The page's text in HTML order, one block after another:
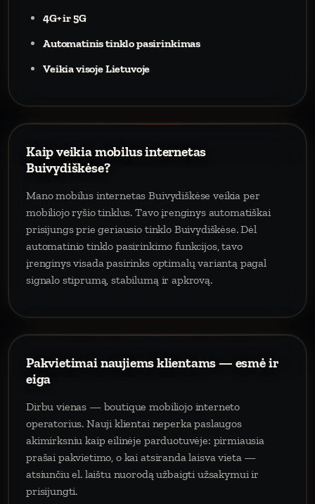
4G+ ir 5G
Automatinis tinklo pasirinkimas
Veikia visoje Lietuvoje
Kaip veikia mobilus internetas
Buivydiškėse?
Mano mobilus internetas Buivydiškėse veikia per
mobiliojo ryšio tinklus. Tavo įrenginys automatiškai
prisijungs prie geriausio tinklo Buivydiškėse. Dėl
automatinio tinklo pasirinkimo funkcijos, tavo
įrenginys visada pasirinks optimalų variantą pagal
signalo stiprumą, stabilumą ir apkrovą.
Pakvietimai naujiems klientams — esmė ir
eiga
Dirbu vienas — boutique mobiliojo interneto
operatorius. Nauji klientai neperka paslaugos
akimirksniu kaip eilinėje parduotuvėje: pirmiausia
prašai pakvietimo, o kai atsiranda laisva vieta —
atsiunčiu el. laištu nuorodą užbaigti užsakymui ir
prisijungti.